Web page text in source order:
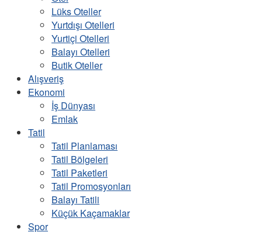
Lüks Oteller
Yurtdışı Otelleri
Yurtiçi Otelleri
Balayı Otelleri
Butik Oteller
Alışveriş
Ekonomi
İş Dünyası
Emlak
Tatil
Tatil Planlaması
Tatil Bölgeleri
Tatil Paketleri
Tatil Promosyonları
Balayı Tatili
Küçük Kaçamaklar
Spor